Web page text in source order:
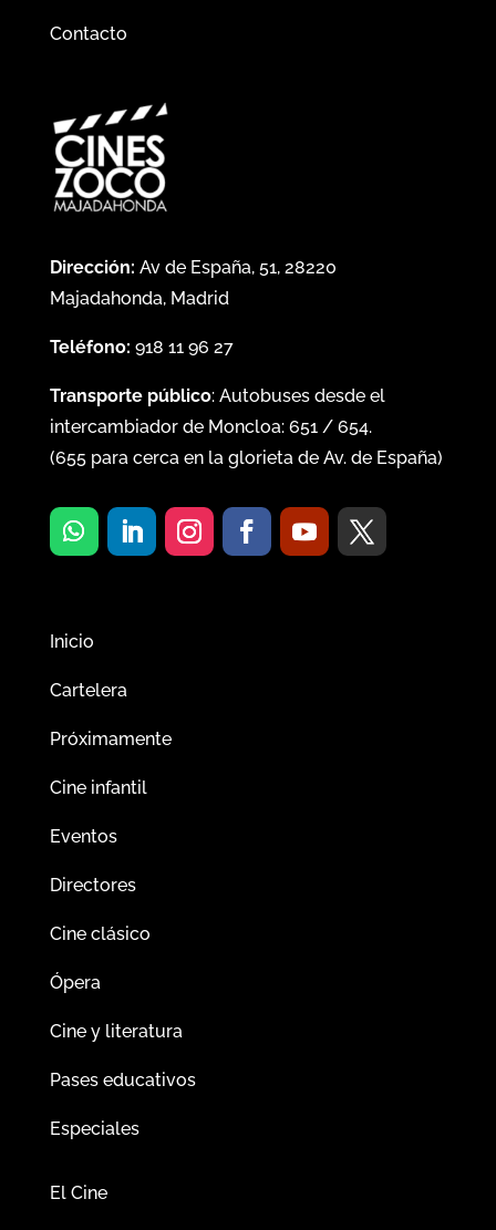
Contacto
Dirección: Av de España, 51, 28220
Majadahonda, Madrid
Teléfono: 918 11 96 27
Transporte público: Autobuses desde el
intercambiador de Moncloa: 651/ 654.
(655para cerca en la glorieta de Av. de España)
Inicio
Cartelera
Próximamente
Cine infantil
Eventos
Directores
Cine clásico
Ópera
Cine y literatura
Pases educativos
Especiales
El Cine